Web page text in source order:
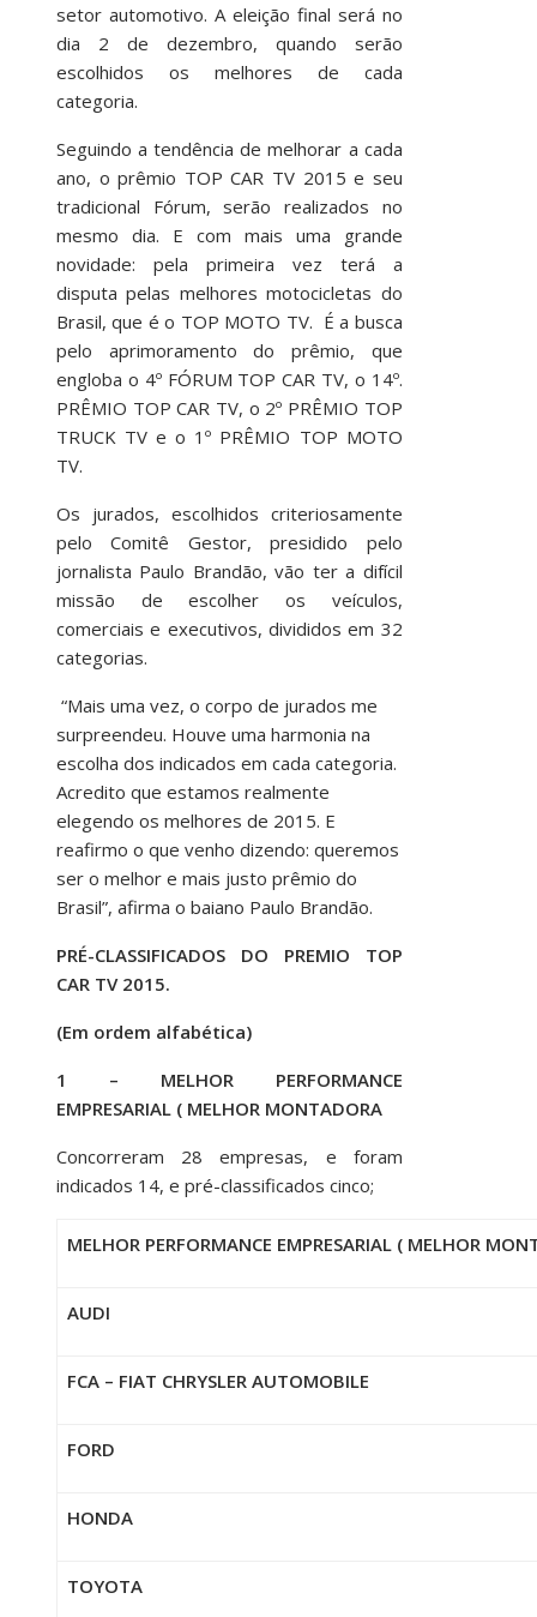
setor automotivo. A eleição final será no
dia 2 de dezembro, quando serão
escolhidos os melhores de cada
categoria.
Seguindo a tendência de melhorar a cada
ano, o prêmio TOP CAR TV 2015 e seu
tradicional Fórum, serão realizados no
mesmo dia. E com mais uma grande
novidade: pela primeira vez terá a
disputa pelas melhores motocicletas do
Brasil, que é o TOP MOTO TV. É a busca
pelo aprimoramento do prêmio, que
engloba o 4º FÓRUM TOP CAR TV, o 14º.
PRÊMIO TOP CAR TV, o 2º PRÊMIO TOP
TRUCK TV e o 1º PRÊMIO TOP MOTO
TV.
Os jurados, escolhidos criteriosamente
pelo Comitê Gestor, presidido pelo
jornalista Paulo Brandão, vão ter a difícil
missão de escolher os veículos,
comerciais e executivos, divididos em 32
categorias.
“Mais uma vez, o corpo de jurados me
surpreendeu. Houve uma harmonia na
escolha dos indicados em cada categoria.
Acredito que estamos realmente
elegendo os melhores de 2015. E
reafirmo o que venho dizendo: queremos
ser o melhor e mais justo prêmio do
Brasil”, afirma o baiano Paulo Brandão.
PRÉ-CLASSIFICADOS DO PREMIO TOP
CAR TV 2015.
(Em ordem alfabética)
1 – MELHOR PERFORMANCE
EMPRESARIAL ( MELHOR MONTADORA
Concorreram 28 empresas, e foram
indicados 14, e pré-classificados cinco;
MELHOR PERFORMANCE EMPRESARIAL ( MELHOR
AUDI
FCA – FIAT CHRYSLER AUTOMOBILE
FORD
HONDA
TOYOTA